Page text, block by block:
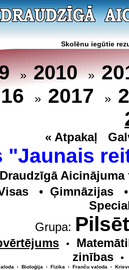
Skolēnu iegūtie
»2010»
» 2017 »
« Atpakaļ
"Jaunais
Draudzīgā
• Ģimnāzijas
Grupa:
•
zinības
•
• Bioloģija • Fizika • Franču valoda •